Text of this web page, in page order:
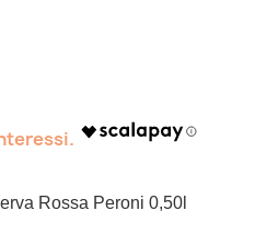
Rossa Peroni 0,50l